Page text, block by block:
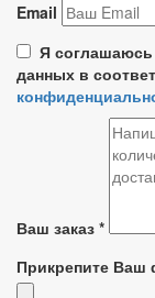
Email
Я соглашаюсь
данных в
Ваш заказ *
Прикрепите Ваш